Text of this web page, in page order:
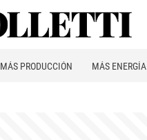
MÁS PRODUCCIÓN MÁS ENERGÍA